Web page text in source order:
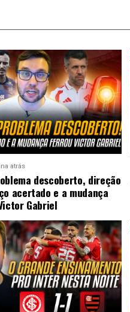
atrás
descoberto, direção
acertado e a mudança
Gabriel